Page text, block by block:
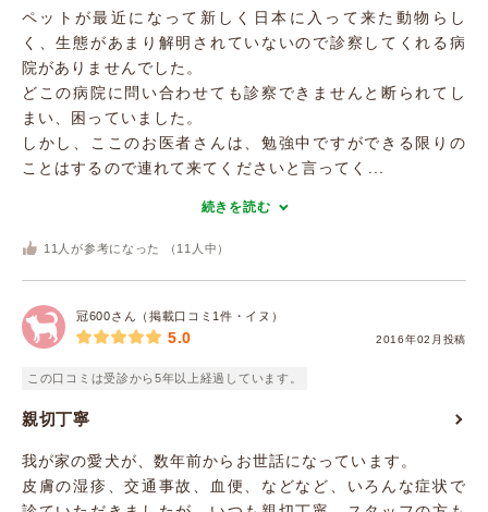
ペットが最近になって新しく日本に入って来た動物らし
く、生態があまり解明されていないので診察してくれる病
院がありませんでした。
どこの病院に問い合わせても診察できませんと断られてし
まい、困っていました。
しかし、ここのお医者さんは、勉強中ですができる限りの
ことはするので連れて来てくださいと言ってく...
続きを読む
11 人が参考になった （ 11 人中）
冠600さん（掲載口コミ1件・イヌ）
2016年02月投稿
5.0
この口コミは受診から5年以上経過しています。
親切丁寧
我が家の愛犬が、数年前からお世話になっています。
皮膚の湿疹、交通事故、血便、などなど、いろんな症状で